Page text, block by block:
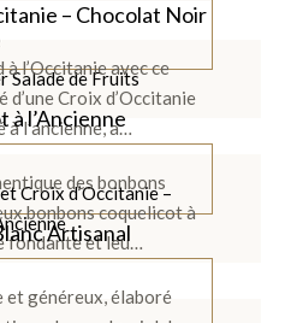
– Chocolat Noir
à l’Occitanie avec ce
Croix d’Occitanie
l’ancienne, a…
à l’Ancienne
des bonbons
bonbons coquelicot à
fondante et leu…
Artisanal
et généreux, élaboré